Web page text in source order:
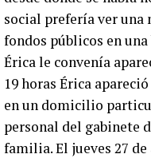
social prefería ver una
fondos públicos en
Érica le convenía
19 horas Érica
en un domicilio
personal del gabinete
familia. El jueves 27